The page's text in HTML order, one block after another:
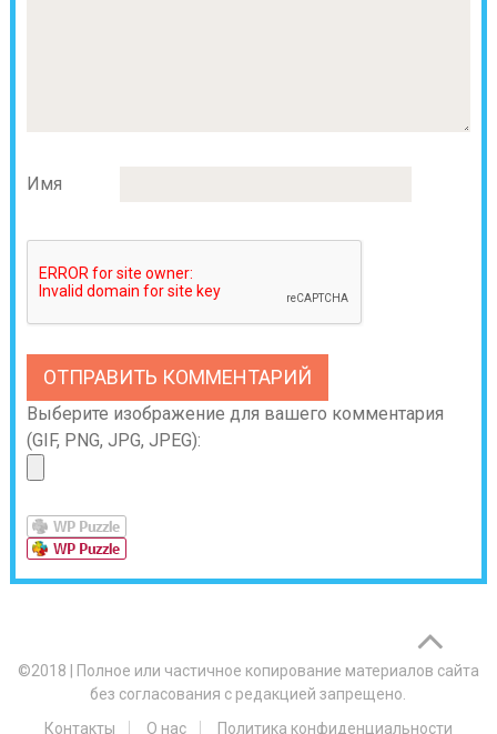
Имя
Выберите изображение для вашего комментария
(GIF, PNG, JPG, JPEG):
©2018
Полное или частичное копирование материалов сайта
без согласования с редакцией запрещено.
Контакты
О нас Политика конфиденциальности